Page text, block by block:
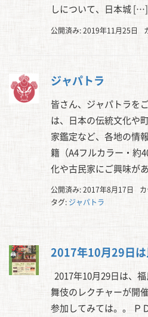
しについて、日本城 […]
公開済み: 2019年11月25日
ジャパトラ
皆さん、ジャパトラを
は、日本の伝統文化や
家鑑定など、各地の情
籍（A4フルカラー・約
化や古民家にご興味が
公開済み: 2017年8月17日
タグ: ジャパトラ
2017年10月29日
2017年10月29日は、
舞伎のレクチャーが開
参加してみては。。 Ｐ